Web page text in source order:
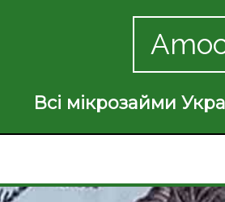
Всі мікрозайми